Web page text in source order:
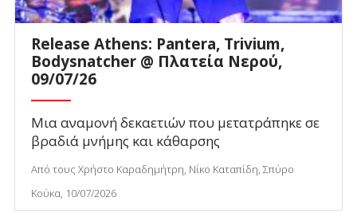
Release Athens: Pantera, Trivium,
Bodysnatcher @ Πλατεία Νερού,
09/07/26
Μια αναμονή δεκαετιών που μετατράπηκε σε
βραδιά μνήμης και κάθαρσης
Από τους Χρήστο Καραδημήτρη, Νίκο Καταπίδη, Σπύρο
Κούκα, 10/07/2026